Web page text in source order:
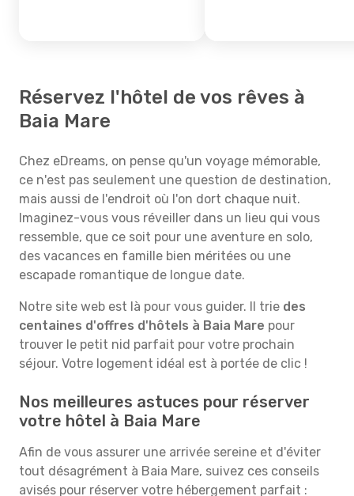
Réservez l'hôtel de vos rêves à
Baia Mare
Chez eDreams, on pense qu'un voyage mémorable,
ce n'est pas seulement une question de destination,
mais aussi de l'endroit où l'on dort chaque nuit.
Imaginez-vous vous réveiller dans un lieu qui vous
ressemble, que ce soit pour une aventure en solo,
des vacances en famille bien méritées ou une
escapade romantique de longue date.
Notre site web est là pour vous guider. Il trie des
centaines d'offres d'hôtels à Baia Mare pour
trouver le petit nid parfait pour votre prochain
séjour. Votre logement idéal est à portée de clic !
Nos meilleures astuces pour réserver
votre hôtel à Baia Mare
Afin de vous assurer une arrivée sereine et d'éviter
tout désagrément à Baia Mare, suivez ces conseils
avisés pour réserver votre hébergement parfait :